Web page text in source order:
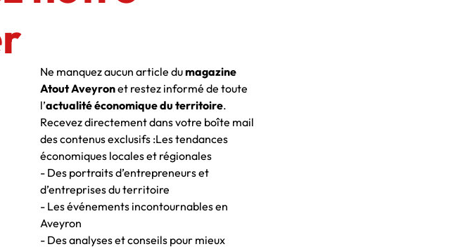
Ne manquez aucun article dumagazine
Atout Aveyronet restez informé de toute
l’actualité économique du territoire.
Recevez directement dans votre boîte mail
des contenus exclusifs :Les tendances
économiques locales et régionales
- Des portraits d’entrepreneurs et
d’entreprises du territoire
- Les événements incontournables en
Aveyron
- Des analyses et conseils pour mieux